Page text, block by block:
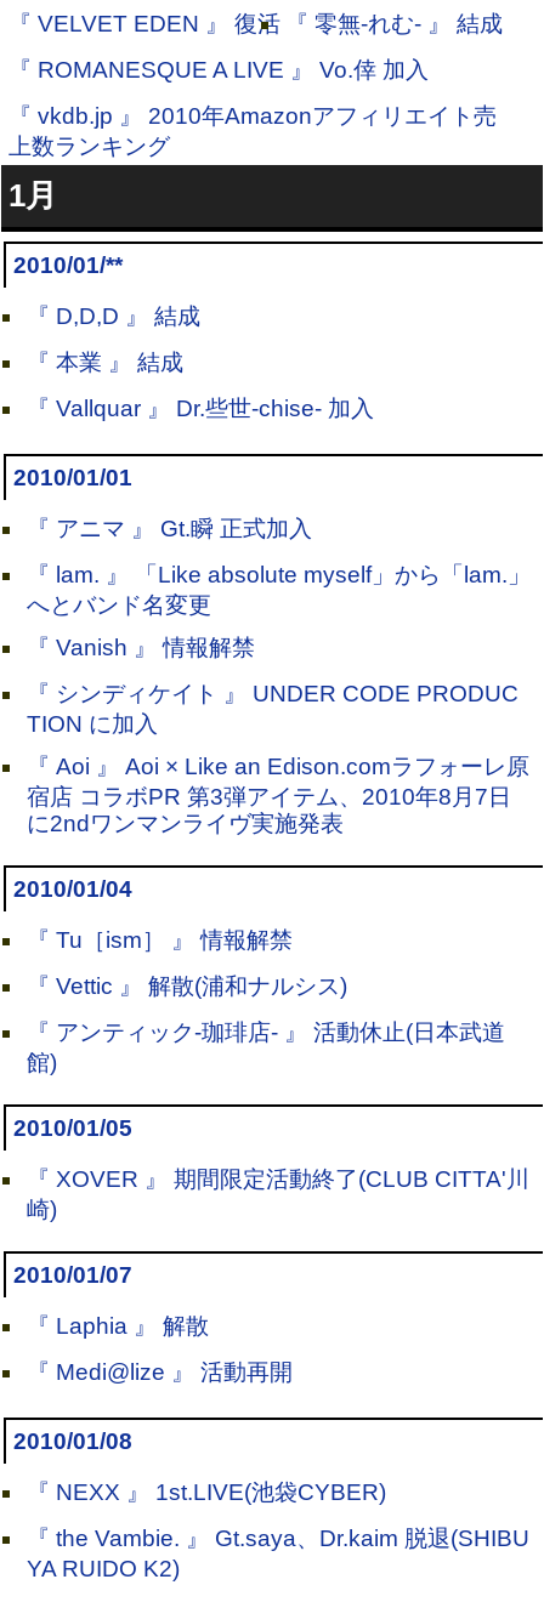
『 VELVET EDEN 』 復活
『 零無-れむ- 』 結成
『 ROMANESQUE A LIVE 』 Vo.倖 加入
『 vkdb.jp 』 2010年Amazonアフィリエイト売
上数ランキング
1月
2010/01/**
『 D,D,D 』 結成
『 本業 』 結成
『 Vallquar 』 Dr.些世-chise- 加入
2010/01/01
『 アニマ 』 Gt.瞬 正式加入
『 lam. 』 「Like absolute myself」から「lam.」
へとバンド名変更
『 Vanish 』 情報解禁
『 シンディケイト 』 UNDER CODE PRODUC
TION に加入
『 Aoi 』 Aoi × Like an Edison.comラフォーレ原
宿店 コラボPR 第3弾アイテム、2010年8月7日
に2ndワンマンライヴ実施発表
2010/01/04
『 Tu［ism］ 』 情報解禁
『 Vettic 』 解散(浦和ナルシス)
『 アンティック-珈琲店- 』 活動休止(日本武道
館)
2010/01/05
『 XOVER 』 期間限定活動終了(CLUB CITTA'川
崎)
2010/01/07
『 Laphia 』 解散
『 Medi@lize 』 活動再開
2010/01/08
『 NEXX 』 1st.LIVE(池袋CYBER)
『 the Vambie. 』 Gt.saya、Dr.kaim 脱退(SHIBU
YA RUIDO K2)